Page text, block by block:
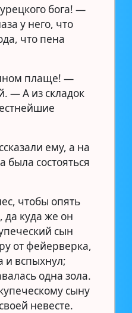
бога! —
у него, что
что пена
плаще! —
— А из складок
ему, а на
была состояться
чтобы опять
да куда же он
сын
от фейерверка,
и вспыхнул;
одна зола.
сыну
невесте.